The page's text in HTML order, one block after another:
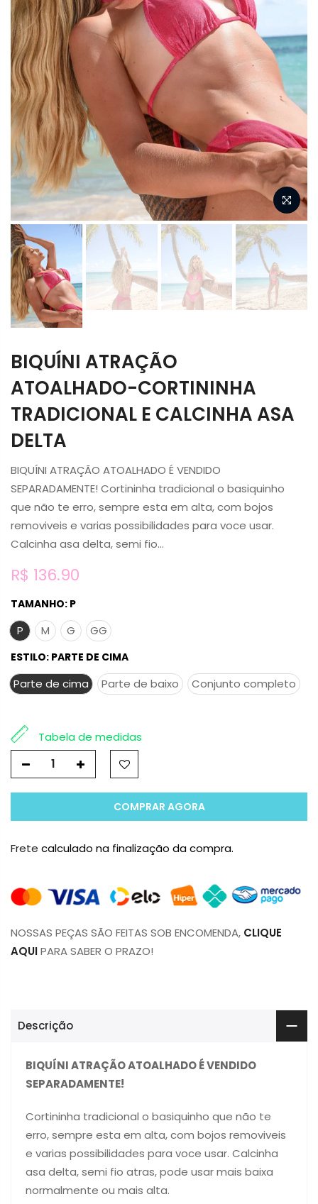
BIQUÍNI ATRAÇÃO
ATOALHADO-CORTININHA
TRADICIONAL E CALCINHA ASA
DELTA
BIQUÍNI ATRAÇÃO ATOALHADO É VENDIDO
SEPARADAMENTE! Cortininha tradicional o basiquinho
que não te erro, sempre esta em alta, com bojos
removiveis e varias possibilidades para voce usar.
Calcinha asa delta, semi fio...
R$ 136.90
TAMANHO: P
P M G GG
ESTILO: PARTE DE CIMA
Parte de cima Parte de baixo Conjunto completo
Tabela de medidas
COMPRAR AGORA
Frete calculado na finalização da compra.
NOSSAS PEÇAS SÃO FEITAS SOB ENCOMENDA, CLIQUE
AQUIPARA SABER O PRAZO!
Descrição
BIQUÍNI ATRAÇÃO ATOALHADO É VENDIDO
SEPARADAMENTE!
Cortininha tradicional o basiquinho que não te
erro, sempre esta em alta, com bojos removiveis
e varias possibilidades para voce usar. Calcinha
asa delta, semi fio atras, pode usar mais baixa
normalmente ou mais alta.